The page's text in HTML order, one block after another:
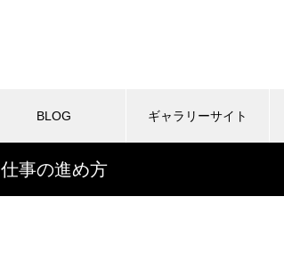
BLOG ギャラリーサイト
仕事の進め方